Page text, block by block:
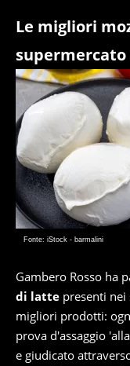
cronaca,
Le migliori
supermercato
Fonte: iStock - barmalini
Gambero Rosso ha
di latte presenti
migliori prodotti:
prova d'assaggio
e giudicato